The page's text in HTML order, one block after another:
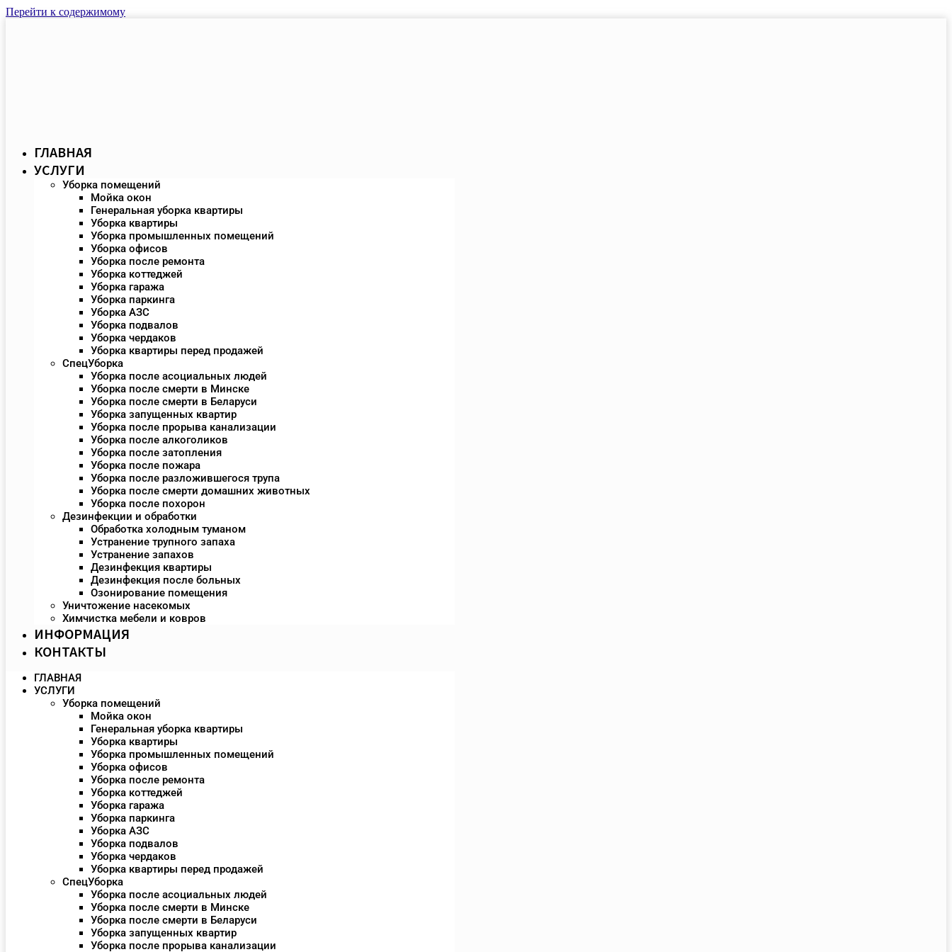
Перейти к содержимому
ГЛАВНАЯ
УСЛУГИ
Уборка помещений
Мойка окон
Генеральная уборка квартиры
Уборка квартиры
Уборка промышленных помещений
Уборка офисов
Уборка после ремонта
Уборка коттеджей
Уборка гаража
Уборка паркинга
Уборка АЗС
Уборка подвалов
Уборка чердаков
Уборка квартиры перед продажей
СпецУборка
Уборка после асоциальных людей
Уборка после смерти в Минске
Уборка после смерти в Беларуси
Уборка запущенных квартир
Уборка после прорыва канализации
Уборка после алкоголиков
Уборка после затопления
Уборка после пожара
Уборка после разложившегося трупа
Уборка после смерти домашних животных
Уборка после похорон
Дезинфекции и обработки
Обработка холодным туманом
Устранение трупного запаха
Устранение запахов
Дезинфекция квартиры
Дезинфекция после больных
Озонирование помещения
Уничтожение насекомых
Химчистка мебели и ковров
ИНФОРМАЦИЯ
КОНТАКТЫ
ГЛАВНАЯ
УСЛУГИ
Уборка помещений
Мойка окон
Генеральная уборка квартиры
Уборка квартиры
Уборка промышленных помещений
Уборка офисов
Уборка после ремонта
Уборка коттеджей
Уборка гаража
Уборка паркинга
Уборка АЗС
Уборка подвалов
Уборка чердаков
Уборка квартиры перед продажей
СпецУборка
Уборка после асоциальных людей
Уборка после смерти в Минске
Уборка после смерти в Беларуси
Уборка запущенных квартир
Уборка после прорыва канализации